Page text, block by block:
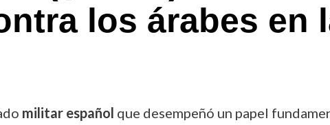
los árabes en
militar español que desempeñó un papel